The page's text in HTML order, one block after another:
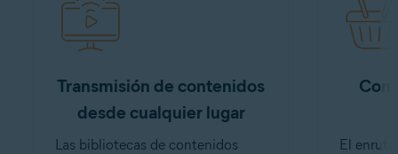
Transmisión de contenidos
desde cualquier lugar
Las bibliotecas de contenidos
El